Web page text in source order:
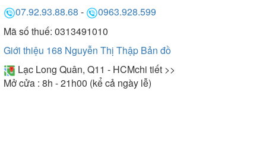
vấn hỗ trợ nhanh nhất
Kết luận: Nhìn chung, Malloca hội tụ hầu như đầy
đủ các đặc điểm của máy rửa bát bền đẹp, chất
lượng cho gia đình: Thiết kế bắt mắt, mẫu mã đa
07.92.93.88.68 -
0963.928.599
Mã số thuế: 0313491010
Giới thiệu 168 Nguyễn Thị Thập Bản đồ
Lạc Long Quân, Q11 - HCMchi tiết >>
Mở cửa : 8h - 21h00 (kể cả ngày lễ)